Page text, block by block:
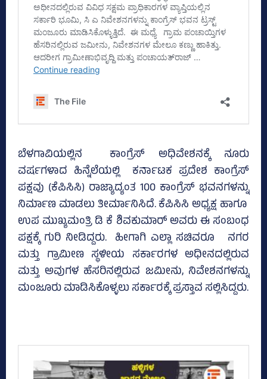
ಬೆಳಗಾವಿಯಲ್ಲಿನ ಕಾಂಗ್ರೆಸ್‌ ಅಧಿವೇಶನಕ್ಕೆ ನೂರು
ವರ್ಷಗಳಾದ ಹಿನ್ನೆಲೆಯಲ್ಲಿ ಕರ್ನಾಟಕ ಪ್ರದೇಶ ಕಾಂಗ್ರೆಸ್‌
ಪಕ್ಷವು (ಕೆಪಿಸಿಸಿ) ರಾಜ್ಯಾದ್ಯಂತ 100 ಕಾಂಗ್ರೆಸ್‌ ಭವನಗಳನ್ನು
ನಿರ್ಮಾಣ ಮಾಡಲು ತೀರ್ಮಾನಿಸಿದೆ. ಕೆಪಿಸಿಸಿ ಅಧ್ಯಕ್ಷ ಹಾಗೂ
ಉಪ ಮುಖ್ಯಮಂತ್ರಿ ಡಿ ಕೆ ಶಿವಕುಮಾರ್ ಅವರು ಈ ಸಂಬಂಧ
ಪಕ್ಷಕ್ಕೆ ಗುರಿ ನೀಡಿದ್ದರು. ಹೀಗಾಗಿ ಎಲ್ಲಾ ಸಚಿವರೂ ನಗರ
ಮತ್ತು ಗ್ರಾಮೀಣ ಸ್ಥಳೀಯ ಸರ್ಕಾರಗಳ ಅಧೀನದಲ್ಲಿರುವ
ಮತ್ತು ಅವುಗಳ ಹೆಸರಿನಲ್ಲಿರುವ ಜಮೀನು, ನಿವೇಶನಗಳನ್ನು
ಮಂಜೂರು ಮಾಡಿಸಿಕೊಳ್ಳಲು ಸರ್ಕಾರಕ್ಕೆ ಪ್ರಸ್ತಾವ ಸಲ್ಲಿಸಿದ್ದರು.